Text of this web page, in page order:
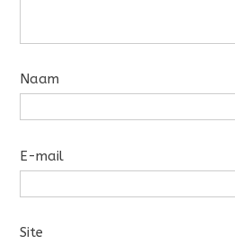
Naam
E-mail
Site